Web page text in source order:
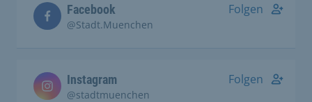
Facebook
@Stadt.Muenchen
Folgen
Instagram
@stadtmuenchen
Folgen